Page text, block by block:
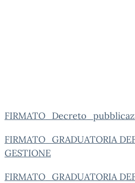
FIRMATO_GRADUATORIA
GESTIONE
FIRMATO_GRADUATORIA